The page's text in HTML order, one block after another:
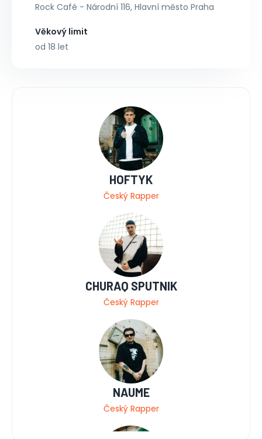
Rock Café - Národní 116, Hlavní město Praha
Věkový limit
od 18 let
HOFTYK
Český Rapper
CHURAQ SPUTNIK
Český Rapper
NAUME
Český Rapper